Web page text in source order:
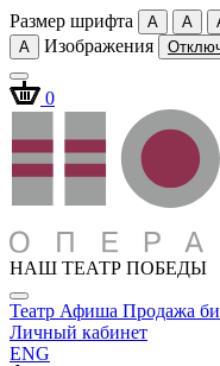
Размер шрифта A A
A
Изображения
0
НАШ ТЕАТР ПОБЕДЫ
Театр Афиша Продажа
Личный кабинет
ENG